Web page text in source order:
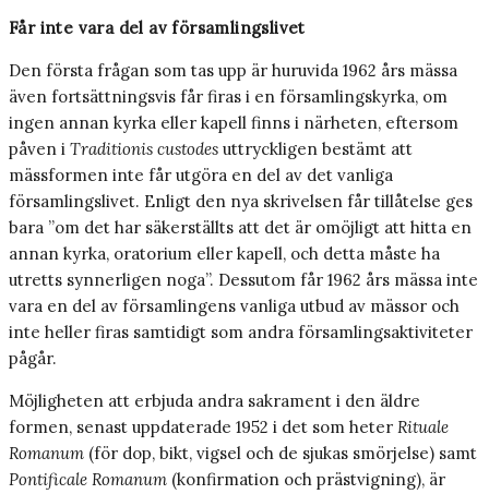
Får inte vara del av församlingslivet
Den första frågan som tas upp är huruvida 1962 års mässa
även fortsättningsvis får firas i en församlingskyrka, om
ingen annan kyrka eller kapell finns i närheten, eftersom
påven i Traditionis custodes uttryckligen bestämt att
mässformen inte får utgöra en del av det vanliga
församlingslivet. Enligt den nya skrivelsen får tillåtelse ges
bara ”om det har säkerställts att det är omöjligt att hitta en
annan kyrka, oratorium eller kapell, och detta måste ha
utretts synnerligen noga”. Dessutom får 1962 års mässa inte
vara en del av församlingens vanliga utbud av mässor och
inte heller firas samtidigt som andra församlingsaktiviteter
pågår.
Möjligheten att erbjuda andra sakrament i den äldre
formen, senast uppdaterade 1952 i det som heter Rituale
Romanum (för dop, bikt, vigsel och de sjukas smörjelse) samt
Pontificale Romanum (konfirmation och prästvigning), är